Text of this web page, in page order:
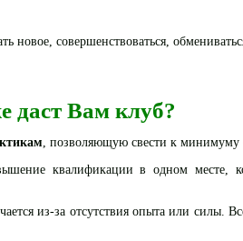
новое, совершенствоваться,
даст Вам клуб?
, позволяющую свести к
квалификации в одном месте,
из-за отсутствия опыта или силы.